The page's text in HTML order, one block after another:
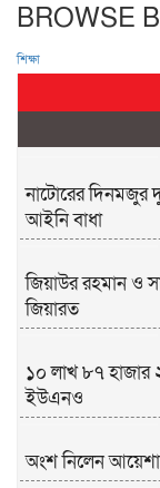
BROWSE
শিক্ষা
নাটোরের দিনমজুর
আইনি বাধা
জিয়াউর রহমান ও
জিয়ারত
১০ লাখ ৮৭ হাজার
ইউএনও
অংশ নিলেন